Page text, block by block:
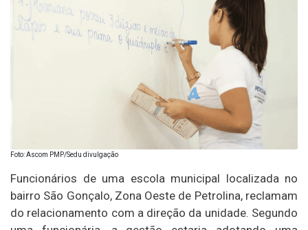
Foto: Ascom PMP/Sedu divulgação
Funcionários de uma escola municipal localizada no
bairro São Gonçalo, Zona Oeste de Petrolina, reclamam
do relacionamento com a direção da unidade. Segundo